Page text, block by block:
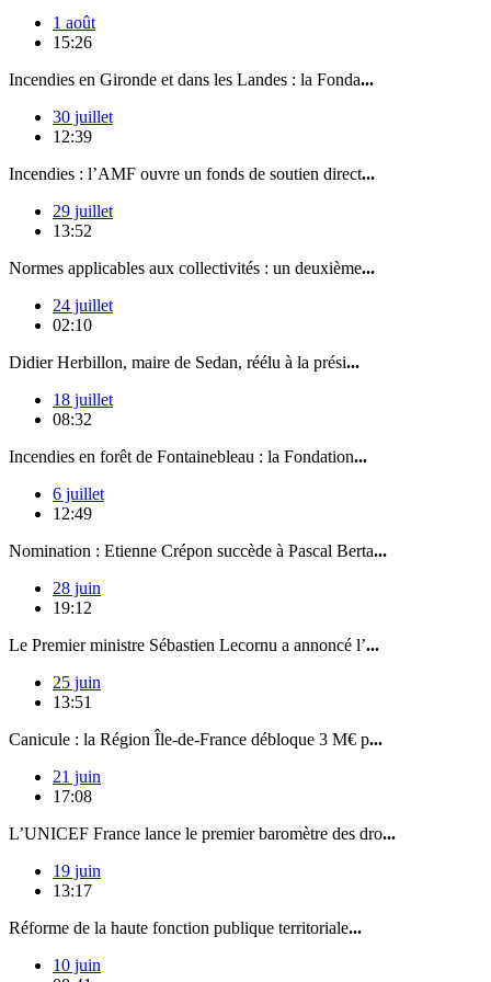
1 août
15:26
Incendies en Gironde et dans les Landes : la Fonda...
30 juillet
12:39
Incendies : l’AMF ouvre un fonds de soutien direct...
29 juillet
13:52
Normes applicables aux collectivités : un deuxième...
24 juillet
02:10
Didier Herbillon, maire de Sedan, réélu à la prési...
18 juillet
08:32
Incendies en forêt de Fontainebleau : la Fondation...
6 juillet
12:49
Nomination : Etienne Crépon succède à Pascal Berta...
28 juin
19:12
Le Premier ministre Sébastien Lecornu a annoncé l’...
25 juin
13:51
Canicule : la Région Île-de-France débloque 3 M€ p...
21 juin
17:08
L’UNICEF France lance le premier baromètre des dro...
19 juin
13:17
Réforme de la haute fonction publique territoriale...
10 juin